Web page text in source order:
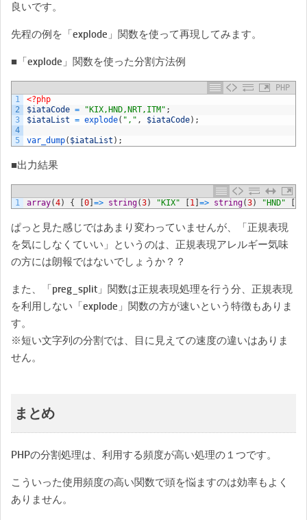
良いです。
先程の例を「explode」関数を使って再現してみます。
■「explode」関数を使った分割方法例
PHP
1
2
3
4
5
<?php
$iataCode = "KIX,HND,NRT,ITM" ;
$iataList = explode( "," , $iataCode) ;
var_dump( $iataList ) ;
■出力結果
1 array(4) { 0 => string(3) "KIX" 1 => string(3) "HND"
ぱっと見た感じではあまり変わっていませんが、「正規表現
を気にしなくていい」というのは、正規表現アレルギー気味
の方には朗報ではないでしょうか？？
また、「preg_split」関数は正規表現処理を行う分、正規表現
を利用しない「explode」関数の方が速いという特徴もありま
す。
※短い文字列の分割では、目に見えての速度の違いはありま
せん。
まとめ
PHPの分割処理は、利用する頻度が高い処理の１つです。
こういった使用頻度の高い関数で頭を悩ますのは効率もよく
ありません。